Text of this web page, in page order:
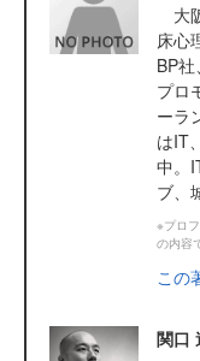
大
床心
BP
プロ
ーラ
はIT
中。
ブ、
※プロ
の内容
この
関口